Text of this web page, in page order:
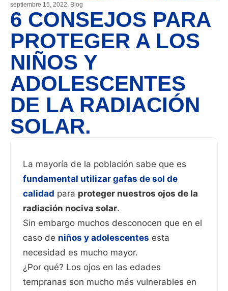
septiembre 15, 2022, Blog
6 CONSEJOS PARA
PROTEGER A LOS
NIÑOS Y
ADOLESCENTES
DE LA RADIACIÓN
SOLAR.
La mayoría de la población sabe que es
fundamental utilizar gafas de sol de
calidad para proteger nuestros ojos de la
radiación nociva solar.
Sin embargo muchos desconocen que en el
caso de niños y adolescentes esta
necesidad es mucho mayor.
¿Por qué? Los ojos en las edades
tempranas son mucho más vulnerables en